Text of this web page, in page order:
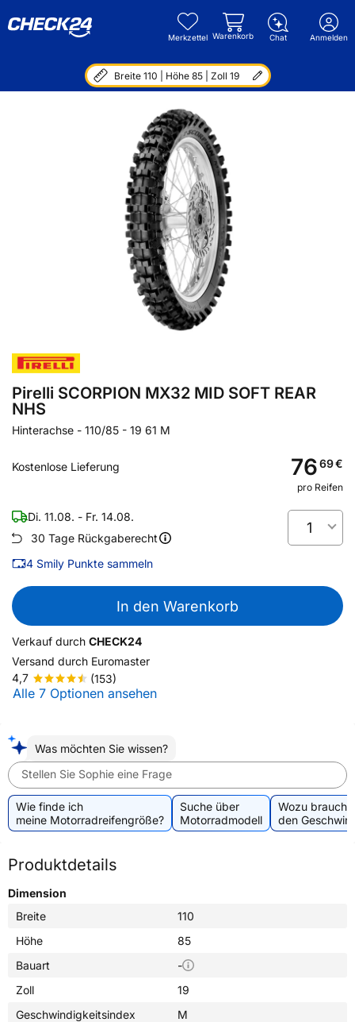
Merkzettel Warenkorb Chat Anmelden
Breite 110 | Höhe 85 | Zoll 19
Pirelli SCORPION MX32 MID SOFT REAR
NHS
Hinterachse - 110/85 - 19 61 M
Kostenlose Lieferung 7669€
pro Reifen
Di. 11.08. - Fr. 14.08.
30 Tage Rückgaberecht
4 Smily Punkte sammeln
1
In den Warenkorb
Verkauf durch CHECK24
Versand durch Euromaster
4,7
(153)
Alle 7 Optionen ansehen
Was möchten Sie wissen?
Stellen Sie Sophie eine Frage
Wie finde ich
meine Motorradreifengröße?
Suche über
Motorradmodell
Wozu
den
Produktdetails
Dimension
Breite
110
Höhe
85
Bauart
-
Zoll
19
Geschwindigkeitsindex
M